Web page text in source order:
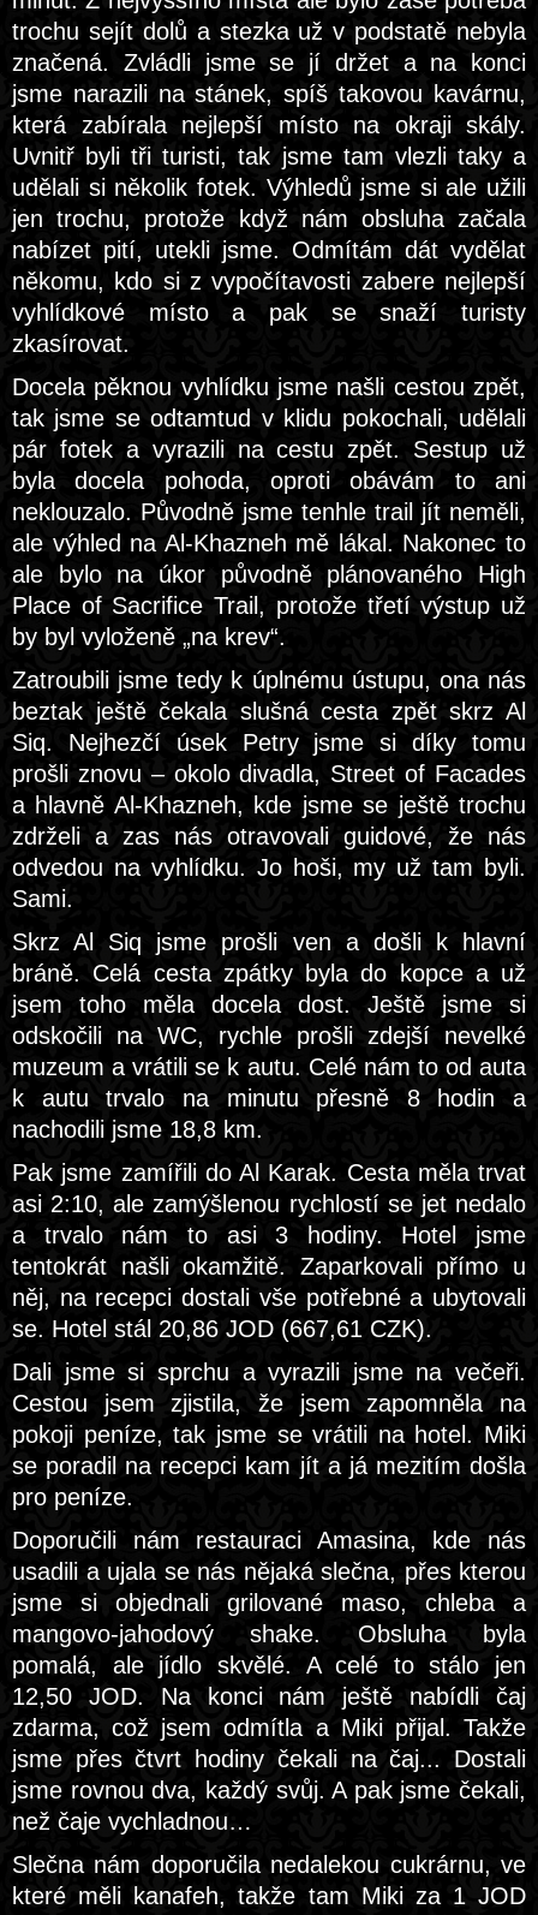
trochu sejít dolů a stezka už v podstatě nebyla
značená. Zvládli jsme se jí držet a na konci
jsme narazili na stánek, spíš takovou kavárnu,
která zabírala nejlepší místo na okraji skály.
Uvnitř byli tři turisti, tak jsme tam vlezli taky a
udělali si několik fotek. Výhledů jsme si ale užili
jen trochu, protože když nám obsluha začala
nabízet pití, utekli jsme. Odmítám dát vydělat
někomu, kdo si z vypočítavosti zabere nejlepší
vyhlídkové místo a pak se snaží turisty
zkasírovat.
Docela pěknou vyhlídku jsme našli cestou zpět,
tak jsme se odtamtud v klidu pokochali, udělali
pár fotek a vyrazili na cestu zpět. Sestup už
byla docela pohoda, oproti obávám to ani
neklouzalo. Původně jsme tenhle trail jít neměli,
ale výhled na Al-Khazneh mě lákal. Nakonec to
ale bylo na úkor původně plánovaného High
Place of Sacrifice Trail, protože třetí výstup už
by byl vyloženě „na krev“.
Zatroubili jsme tedy k úplnému ústupu, ona nás
beztak ještě čekala slušná cesta zpět skrz Al
Siq. Nejhezčí úsek Petry jsme si díky tomu
prošli znovu – okolo divadla, Street of Facades
a hlavně Al-Khazneh, kde jsme se ještě trochu
zdrželi a zas nás otravovali guidové, že nás
odvedou na vyhlídku. Jo hoši, my už tam byli.
Sami.
Skrz Al Siq jsme prošli ven a došli k hlavní
bráně. Celá cesta zpátky byla do kopce a už
jsem toho měla docela dost. Ještě jsme si
odskočili na WC, rychle prošli zdejší nevelké
muzeum a vrátili se k autu. Celé nám to od auta
k autu trvalo na minutu přesně 8 hodin a
nachodili jsme 18,8 km.
Pak jsme zamířili do Al Karak. Cesta měla trvat
asi 2:10, ale zamýšlenou rychlostí se jet nedalo
a trvalo nám to asi 3 hodiny. Hotel jsme
tentokrát našli okamžitě. Zaparkovali přímo u
něj, na recepci dostali vše potřebné a ubytovali
se. Hotel stál 20,86 JOD (667,61 CZK).
Dali jsme si sprchu a vyrazili jsme na večeři.
Cestou jsem zjistila, že jsem zapomněla na
pokoji peníze, tak jsme se vrátili na hotel. Miki
se poradil na recepci kam jít a já mezitím došla
pro peníze.
Doporučili nám restauraci Amasina, kde nás
usadili a ujala se nás nějaká slečna, přes kterou
jsme si objednali grilované maso, chleba a
mangovo-jahodový shake. Obsluha byla
pomalá, ale jídlo skvělé. A celé to stálo jen
12,50 JOD. Na konci nám ještě nabídli čaj
zdarma, což jsem odmítla a Miki přijal. Takže
jsme přes čtvrt hodiny čekali na čaj... Dostali
jsme rovnou dva, každý svůj. A pak jsme čekali,
než čaje vychladnou…
Slečna nám doporučila nedalekou cukrárnu, ve
které měli kanafeh, takže tam Miki za 1 JOD